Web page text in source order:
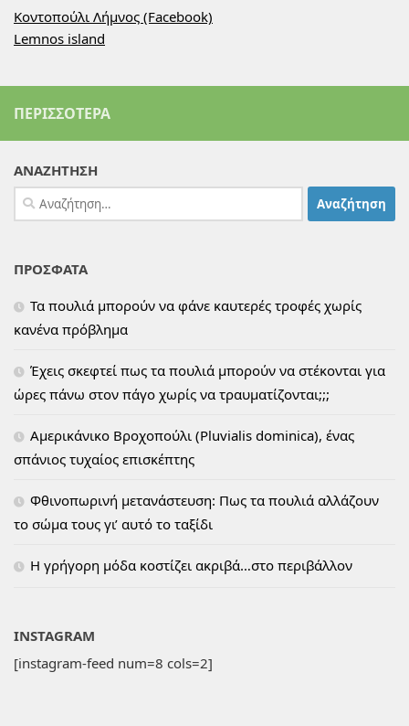
Κοντοπούλι Λήμνος (Facebook)
Lemnos island
ΠΕΡΙΣΣΌΤΕΡΑ
ΑΝΑΖΗΤΗΣΗ
Αναζήτηση
για:
ΠΡΟΣΦΑΤΑ
Τα πουλιά μπορούν να φάνε καυτερές τροφές χωρίς
κανένα πρόβλημα
Έχεις σκεφτεί πως τα πουλιά μπορούν να στέκονται για
ώρες πάνω στον πάγο χωρίς να τραυματίζονται;;;
Αμερικάνικο Βροχοπούλι (Pluvialis dominica), ένας
σπάνιος τυχαίος επισκέπτης
Φθινοπωρινή μετανάστευση: Πως τα πουλιά αλλάζουν
το σώμα τους γι’ αυτό το ταξίδι
H γρήγορη μόδα κοστίζει ακριβά…στο περιβάλλον
INSTAGRAM
[instagram-feed num=8 cols=2]